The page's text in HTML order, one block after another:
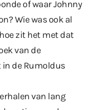
of waar Johnny
Wie was ook al
zit het met dat
van de
in de Rumoldus
van lang